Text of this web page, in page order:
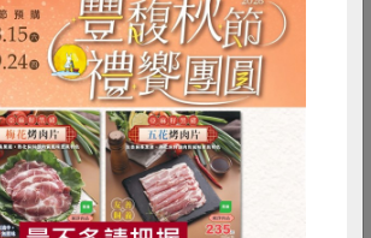
# 台灣產 # 豆漿
RPET 食譜 減硝酸鹽
食安 共同購買